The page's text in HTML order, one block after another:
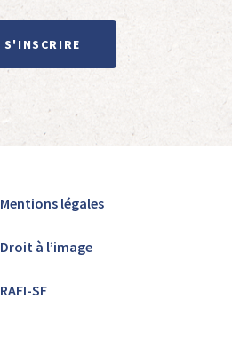
S'INSCRIRE
Mentions légales
Droit à l’image
RAFI-SF